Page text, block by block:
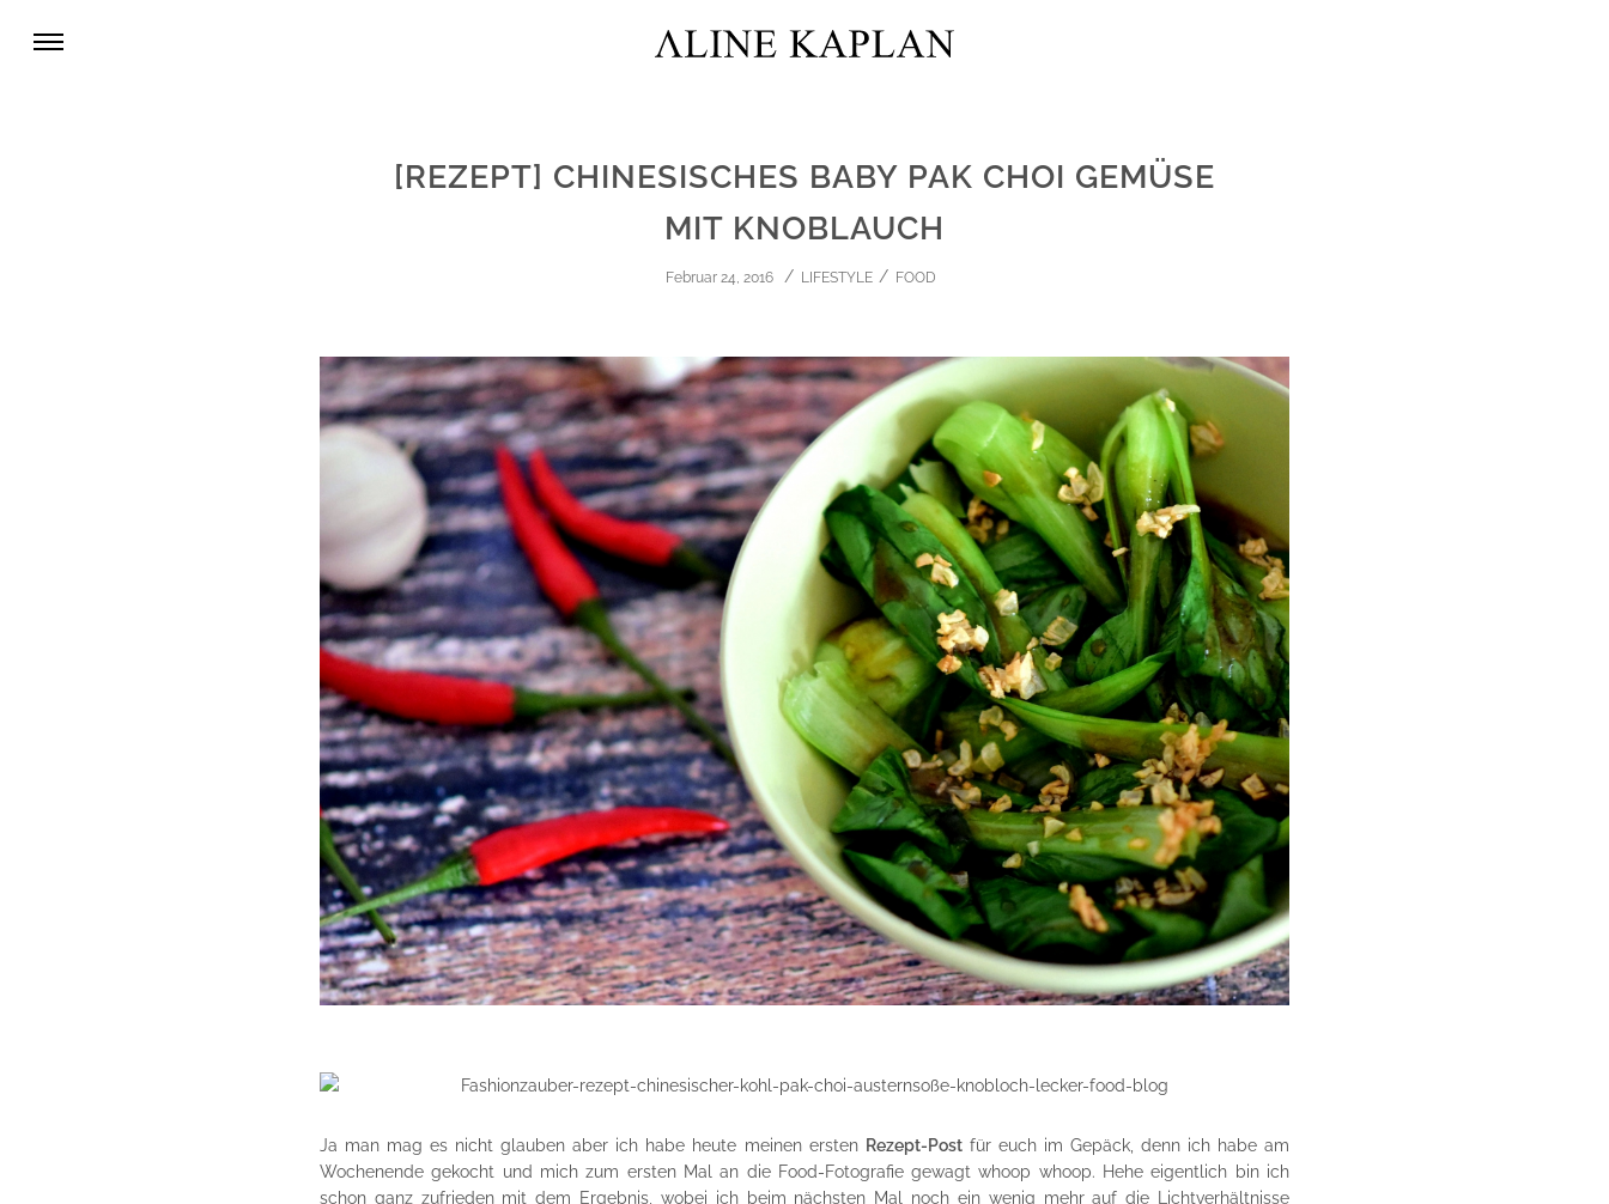
[REZEPT] CHINESISCHES BABY PAK CHOI GEMÜSE
MIT KNOBLAUCH
Februar 24, 2016 LIFESTYLE FOOD
Ja man mag es nicht glauben aber ich habe heute meinen ersten Rezept-Postfür euch im Gepäck, denn ich habe am
Wochenende gekocht und mich zum ersten Mal an die Food-Fotografie gewagt whoop whoop. Hehe eigentlich bin ich
schon ganz zufrieden mit dem Ergebnis, wobei ich beim nächsten Mal noch ein wenig mehr auf die Lichtverhältnisse